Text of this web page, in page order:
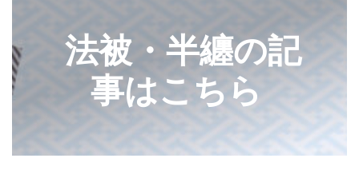
法被・半纏の記
事はこちら
リ
ン
ク
ります。丸いタイプや細長いタイ
プの提灯など、地域のお祭りや用
途にあわせた提灯を準備しましょ
う。